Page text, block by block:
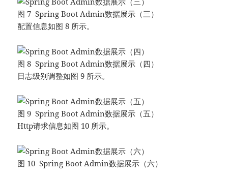
图 7 Spring Boot Admin数据展示（三）
配置信息如图 8 所示。
图 8 Spring Boot Admin数据展示（四）
日志级别调整如图 9 所示。
图 9 Spring Boot Admin数据展示（五）
Http请求信息如图 10 所示。
图 10 Spring Boot Admin数据展示（六）